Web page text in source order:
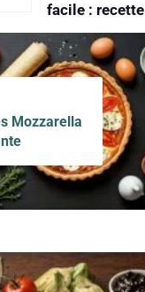
facile : recette
rapide et
savoureuse
Mozzarella